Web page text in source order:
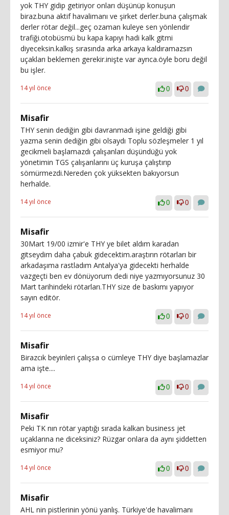
yok THY gidip getiriyor onları düşünüp konuşun
biraz.buna aktif havalimanı ve şirket derler.buna çalışmak
derler rötar değil...geç ozaman kuleye sen yönlendir
trafiği.otobüsmü bu kapa kapıyı hadi kalk gitmi
diyeceksin.kalkış sırasında arka arkaya kaldıramazsın
uçakları beklemen gerekir.inişte var ayrıca.öyle boru değil
bu işler.
14 yıl önce 0 0
Misafir
THY senin dediğin gibi davranmadı işine geldiği gibi
yazma senin dediğin gibi olsaydı Toplu sözleşmeler 1 yıl
gecikmeli başlamazdı çalışanları düşündüğü yok
yönetimin TGS çalışanlarını üç kuruşa çalıştırıp
sömürmezdi.Nereden çok yüksekten bakıyorsun
herhalde.
14 yıl önce 0 0
Misafir
30Mart 19/00 izmir'e THY ye bilet aldım karadan
gitseydim daha çabuk gidecektim.araştırın rötarları bir
arkadaşıma rastladım Antalya'ya gidecekti herhalde
vazgeçti ben ev dönüyorum dedi niye yazmıyorsunuz 30
Mart tarihindeki rötarları.THY size de baskımı yapıyor
sayın editör.
14 yıl önce 0 0
Misafir
Birazcık beyinleri çalışsa o cümleye THY diye başlamazlar
ama işte....
14 yıl önce 0 0
Misafir
Peki TK nın rötar yaptığı sırada kalkan business jet
uçaklarına ne diceksiniz? Rüzgar onlara da aynı şiddetten
esmiyor mu?
14 yıl önce 0 0
Misafir
AHL nin pistlerinin yönü yanlış. Türkiye'de havalimanı